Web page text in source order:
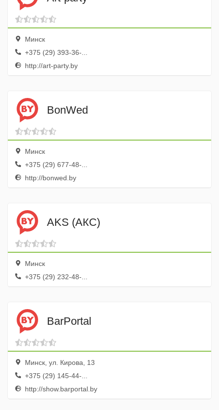
Минск
+375 (29) 393-36-...
http://art-party.by
BonWed
Минск
+375 (29) 677-48-...
http://bonwed.by
AKS (АКС)
Минск
+375 (29) 232-48-...
BarPortal
Минск, ул. Кирова, 13
+375 (29) 145-44-...
http://show.barportal.by